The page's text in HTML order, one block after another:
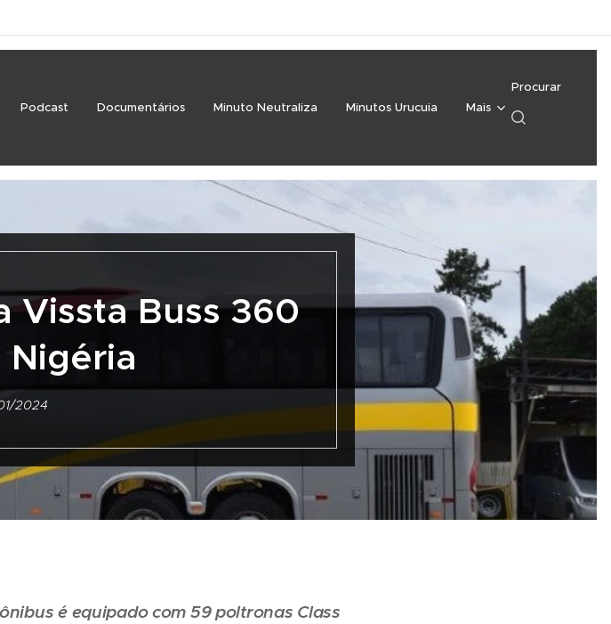
Podcast Documentários Minuto Neutraliza Minutos Urucuia Mais
Procurar
Vissta Buss 360
Nigéria
2024
é equipado com 59 poltronas Class